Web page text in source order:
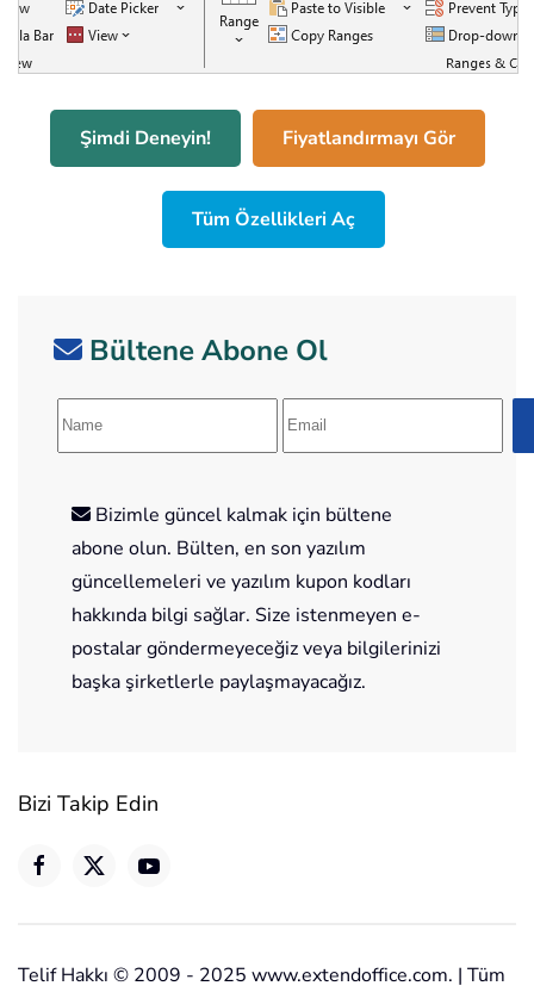
Şimdi Deneyin! Fiyatlandırmayı Gör
Tüm Özellikleri Aç
Bültene Abone Ol
Bizimle güncel kalmak için bültene
abone olun. Bülten, en son yazılım
güncellemeleri ve yazılım kupon kodları
hakkında bilgi sağlar. Size istenmeyen e-
postalar göndermeyeceğiz veya bilgilerinizi
başka şirketlerle paylaşmayacağız.
Bizi Takip Edin
Telif Hakkı © 2009 - 2025 www.extendoffice.com. | Tüm